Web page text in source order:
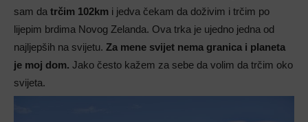
sam da trčim 102km i jedva čekam da doživim i trčim po
lijepim brdima Novog Zelanda. Ova trka je ujedno jedna od
najljepših na svijetu. Za mene svijet nema granica i planeta
je moj dom. Jako često kažem za sebe da volim da trčim oko
svijeta.